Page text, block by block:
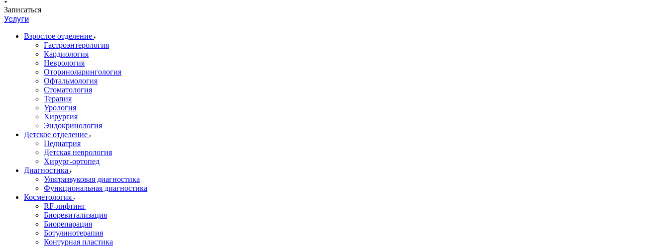
Записаться
Услуги
Взрослое отделение
Гастроэнтерология
Кардиология
Неврология
Оториноларингология
Офтальмология
Стоматология
Терапия
Урология
Хирургия
Эндокринология
Детское отделение
Педиатрия
Детская неврология
Хирург-ортопед
Диагностика
Ультразвуковая диагностика
Функциональная диагностика
Косметология
RF-лифтинг
Биоревитализация
Биорепарация
Ботулинотерапия
Контурная пластика